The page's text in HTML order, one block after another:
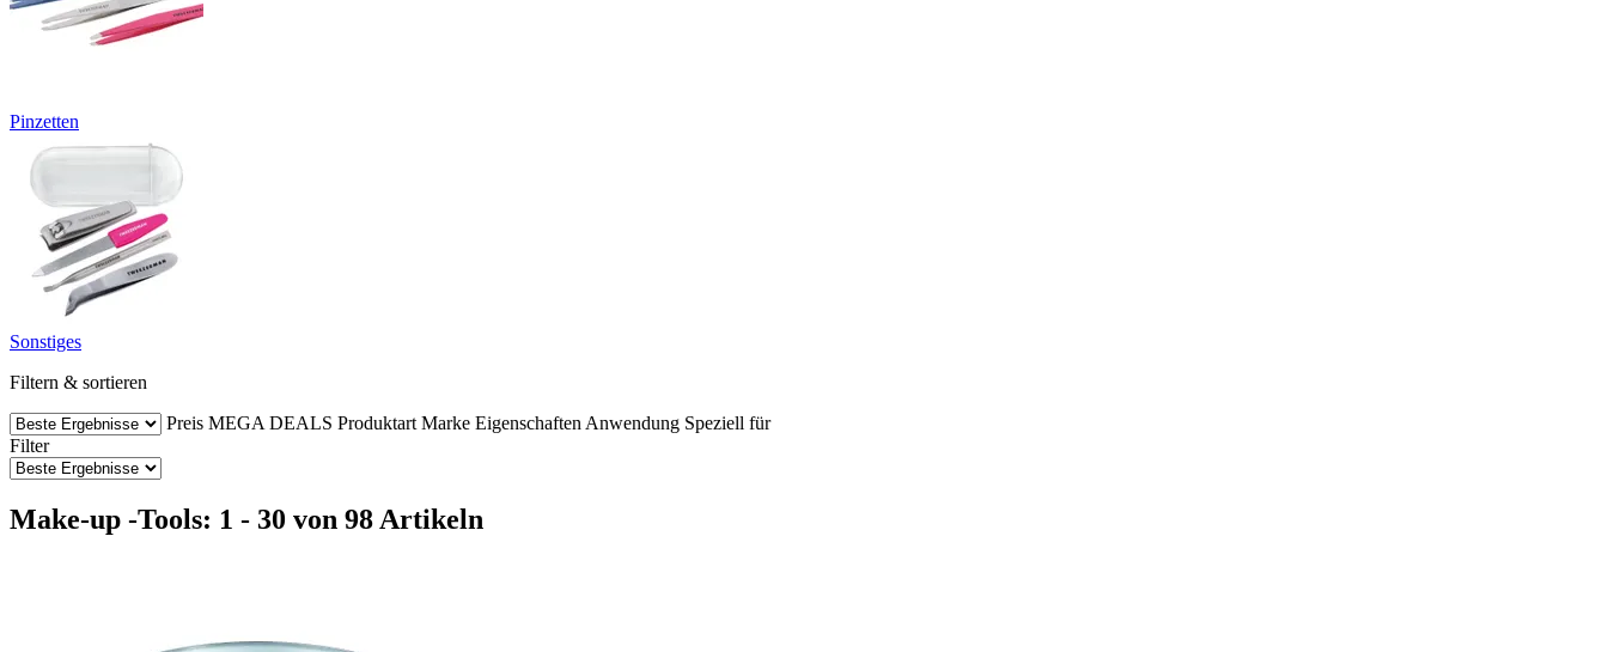
Pinzetten
Sonstiges
Filtern & sortieren
Preis MEGA DEALS Produktart Marke Eigenschaften Anwendung Speziell für
Filter
Make-up -Tools: 1 - 30 von 98 Artikeln